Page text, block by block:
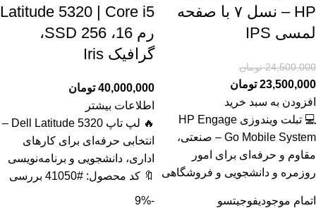
HP – نسل ۷ با صفحه
لمسی IPS
24,500,000 تومان
23,500,000 تومان
افزودن به سبد خرید
💻 تبلت ویندوزی HP Engage
Go Mobile System – صنعتی،
مقاوم و حرفه‌ای برای امور
روزمره و دانشجویی و فروشگاهی
Latitude 5320 | Core i5
رم 16، SSD 256،
گرافیک Iris
40,000,000 تومان
اطلاعات بیشتر
🔥 لپ تاپ Dell Latitude 5320 –
انتخابی حرفه‌ای برای کارهای
اداری، دانشجویی و برنامه‌نویسی
🔖 کد محصول: #41050 بررسی
اتمام موجودیفوجیتسو -9%